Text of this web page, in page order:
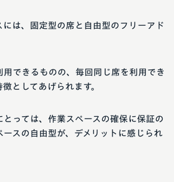
には、固定型の席と自由型のフリーアド
用できるものの、毎回同じ席を利用でき
としてあげられます。
っては、作業スペースの確保に保証の
スの自由型が、デメリットに感じられ